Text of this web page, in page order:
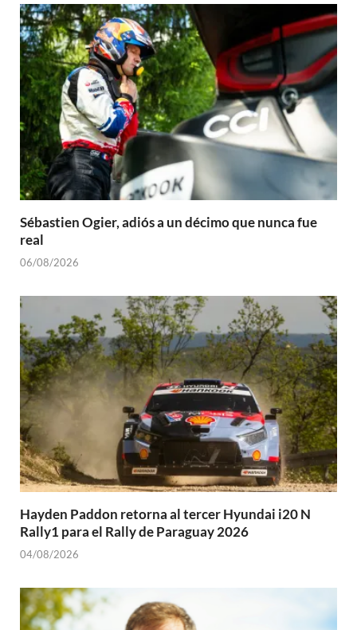
Sébastien Ogier, adiós a un décimo que nunca fue
real
06/08/2026
Hayden Paddon retorna al tercer Hyundai i20 N
Rally1 para el Rally de Paraguay 2026
04/08/2026